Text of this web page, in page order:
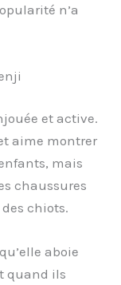
n’a
et active.
aime montrer
mais
chaussures
chiots.
aboie
quand ils